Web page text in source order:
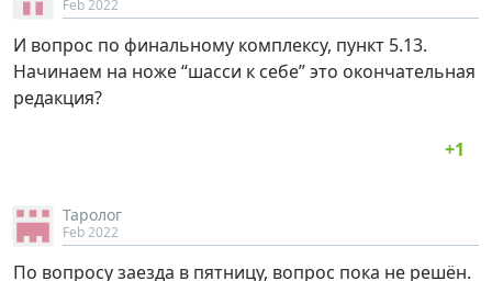
Feb 2022
И вопрос по финальному комплексу, пункт 5.13.
Начинаем на ноже “шасси к себе” это окончательная
редакция?
Таролог
Feb 2022
По вопросу заезда в пятницу, вопрос пока не решён.